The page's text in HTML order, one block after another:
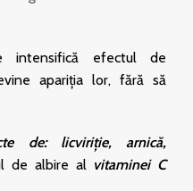
intensifică efectul de
apariția lor, fără să
de: licviriție, arnică,
de albire al vitaminei C